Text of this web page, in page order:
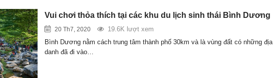
Vui chơi thỏa thích tại các khu du lịch sinh thái Bình Dương
20 Th7, 2020
19.6K lượt xem
Bình Dương nằm cách trung tâm thành phố 30km và là vùng đất có những địa
danh đã đi vào…